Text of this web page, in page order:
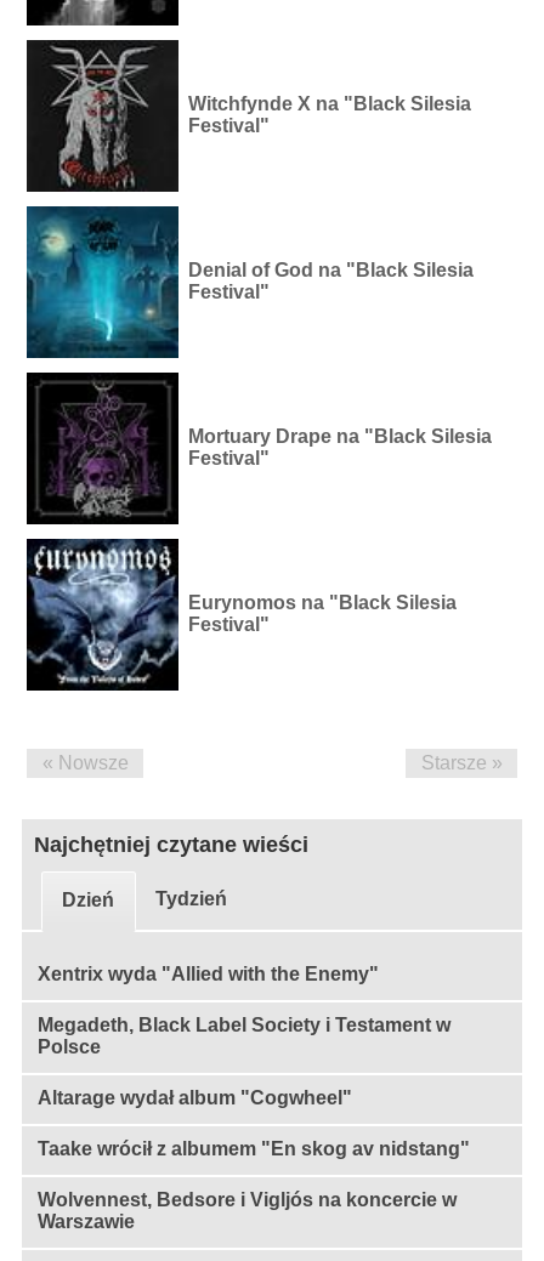
Witchfynde X na "Black Silesia
Festival"
Denial of God na "Black Silesia
Festival"
Mortuary Drape na "Black Silesia
Festival"
Eurynomos na "Black Silesia
Festival"
« Nowsze Starsze »
Najchętniej czytane wieści
Dzień Tydzień
Xentrix wyda "Allied with the Enemy"
Megadeth, Black Label Society i Testament w
Polsce
Altarage wydał album "Cogwheel"
Taake wrócił z albumem "En skog av nidstang"
Wolvennest, Bedsore i Vigljós na koncercie w
Warszawie